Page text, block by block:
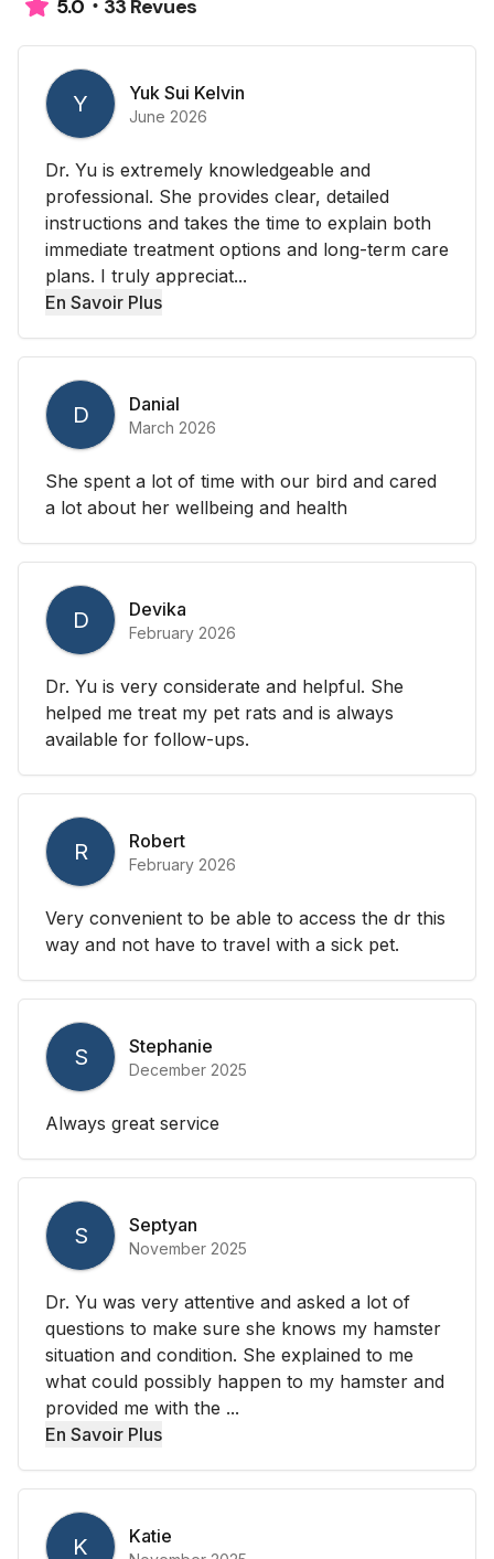
5.0 33 Revues
Y Yuk Sui Kelvin
June 2026
Dr. Yu is extremely knowledgeable and
professional. She provides clear, detailed
instructions and takes the time to explain both
immediate treatment options and long-term care
plans. I truly appreciat...
En Savoir Plus
D Danial
March 2026
She spent a lot of time with our bird and cared
a lot about her wellbeing and health
D Devika
February 2026
Dr. Yu is very considerate and helpful. She
helped me treat my pet rats and is always
available for follow-ups.
R Robert
February 2026
Very convenient to be able to access the dr this
way and not have to travel with a sick pet.
S Stephanie
December 2025
Always great service
S Septyan
November 2025
Dr. Yu was very attentive and asked a lot of
questions to make sure she knows my hamster
situation and condition. She explained to me
what could possibly happen to my hamster and
provided me with the ...
En Savoir Plus
K Katie